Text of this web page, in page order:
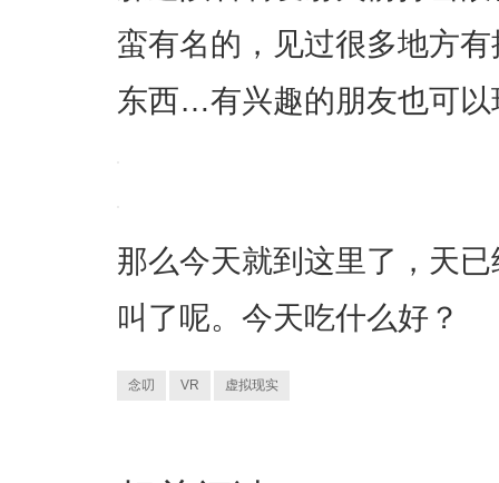
蛮有名的，见过很多地方
东西…有兴趣的朋友也可以
那么今天就到这里了，天
叫了呢。今天吃什么好？
念叨 VR 虚拟现实